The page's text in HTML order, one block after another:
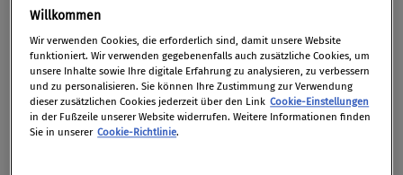
verabschiedet. Es soll Unternehmen das
gleichzeitige Einbringen von Kronzeugenanträgen
bei verschiedenen nationalen Behörden erleichtern.
Mit der nun vorgelegten Überarbeitung des Modells
wurden einige Änderungen eingeführt. Die
Willkommen
Wir verwenden Cookies, die erforderlich sind, damit unsere Website
funktioniert. Wir verwenden gegebenenfalls auch zusätzliche Cookies, um
unsere Inhalte sowie Ihre digitale Erfahrung zu analysieren, zu verbessern
und zu personalisieren. Sie können Ihre Zustimmung zur Verwendung
dieser zusätzlichen Cookies jederzeit über den Link Cookie-Einstellungen
in der Fußzeile unserer Website widerrufen. Weitere Informationen finden
Sie in unserer Cookie-Richtlinie.